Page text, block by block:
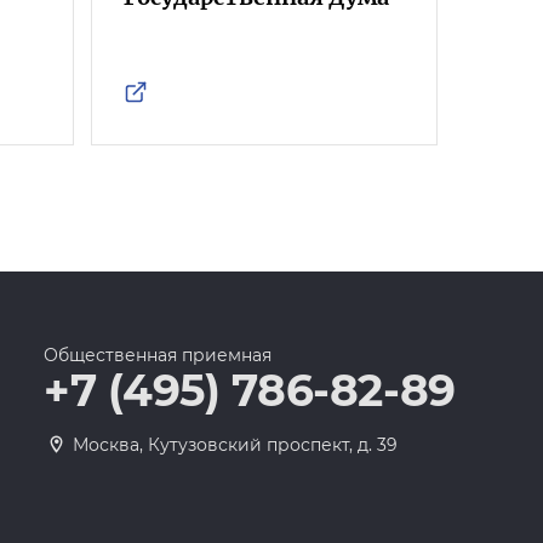
Общественная приемная
+7 (495) 786-82-89
Москва, Кутузовский проспект, д. 39